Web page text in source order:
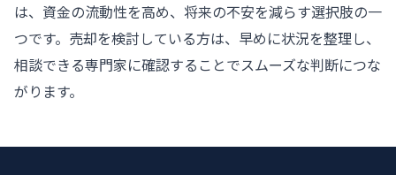
は、資金の流動性を高め、将来の不安を減らす選択肢の一
つです。売却を検討している方は、早めに状況を整理し、
相談できる専門家に確認することでスムーズな判断につな
がります。